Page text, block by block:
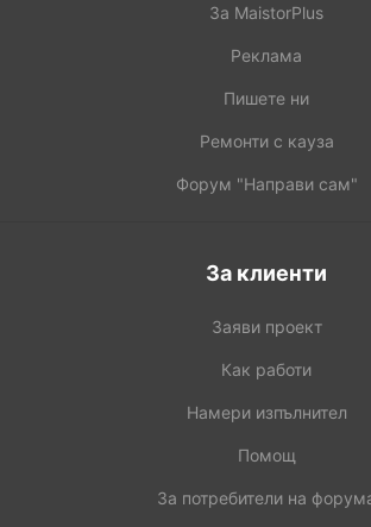
За MaistorPlus
Реклама
Пишете ни
Ремонти с кауза
Форум "Направи сам"
За клиенти
Заяви проект
Как работи
Намери изпълнител
Помощ
За потребители на